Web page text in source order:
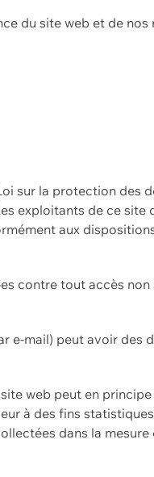
du site web et de nos
sur la protection des
exploitants de ce
aux
contre tout accès
e-mail) peut avoir des
web peut en
à des fins
dans la